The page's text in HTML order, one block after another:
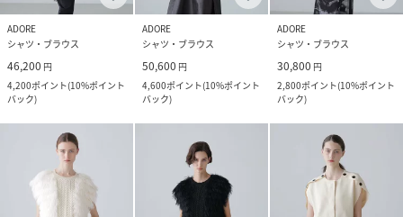
ADORE
シャツ・ブラウス
46,200 円
4,200ポイント(10%ポイント
バック)
ADORE
シャツ・ブラウス
50,600 円
4,600ポイント(10%ポイント
バック)
ADORE
シャツ・ブラウス
30,800 円
2,800ポイント(10%ポイント
バック)